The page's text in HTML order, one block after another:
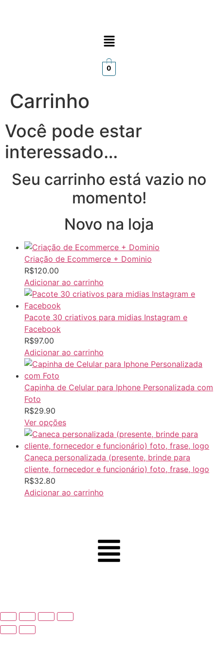
0
Carrinho
Você pode estar
interessado…
Seu carrinho está vazio no
momento!
Novo na loja
Criação de Ecommerce + Dominio
R$120.00
Adicionar ao carrinho
Pacote 30 criativos para midias Instagram e
Facebook
R$97.00
Adicionar ao carrinho
Capinha de Celular para Iphone Personalizada com
Foto
R$29.90
Ver opções
Caneca personalizada (presente, brinde para
cliente, fornecedor e funcionário) foto, frase, logo
R$32.80
Adicionar ao carrinho